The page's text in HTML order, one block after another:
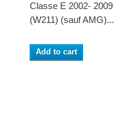
Classe E 2002- 2009
(W211) (sauf AMG)...
Add to cart